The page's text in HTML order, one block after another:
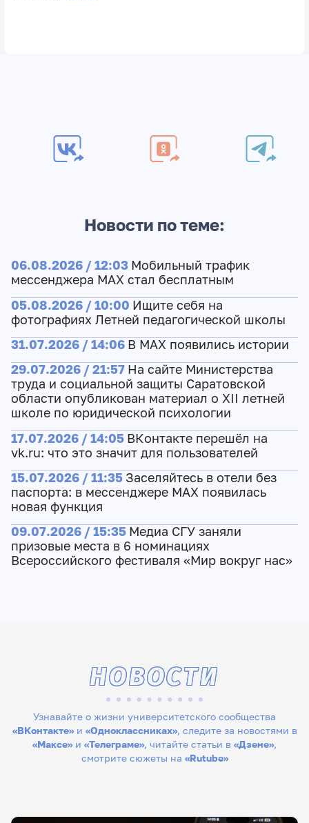
Новости по теме:
06.08.2026 / 12:03 Мобильный трафик
мессенджера MAX стал бесплатным
05.08.2026 / 10:00 Ищите себя на
фотографиях Летней педагогической школы
31.07.2026 / 14:06 В MAX появились истории
29.07.2026 / 21:57 На сайте Министерства
труда и социальной защиты Саратовской
области опубликован материал о XII летней
школе по юридической психологии
17.07.2026 / 14:05 ВКонтакте перешёл на
vk.ru: что это значит для пользователей
15.07.2026 / 11:35 Заселяйтесь в отели без
паспорта: в мессенджере MAX появилась
новая функция
09.07.2026 / 15:35 Медиа СГУ заняли
призовые места в 6 номинациях
Всероссийского фестиваля «Мир вокруг нас»
Узнавайте о жизни университетского сообщества
«ВКонтакте»и «Одноклассниках», следите за новостями в
«Максе» и «Телеграме», читайте статьи в «Дзене»,
смотрите сюжеты на «Rutube»
НОВОСТИ